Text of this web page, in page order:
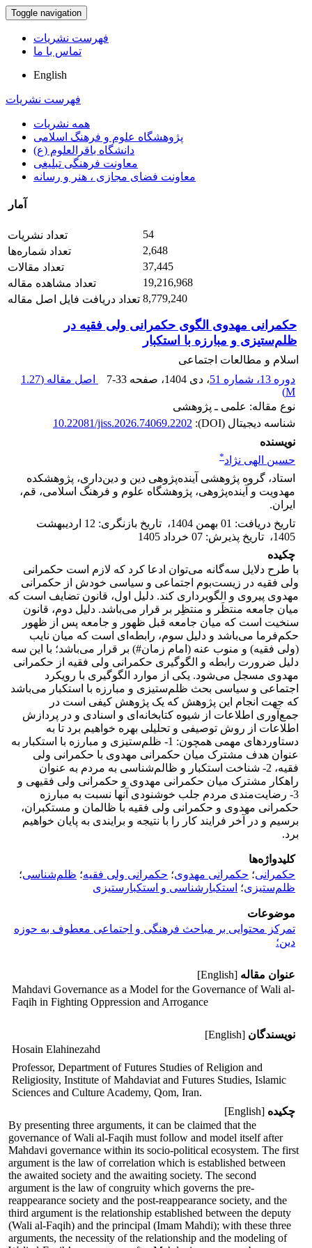
Toggle navigation
فهرست نشریات
تماس با ما
English
فهرست نشریات
همه نشریات
پژوهشگاه علوم و فرهنگ اسلامی
دانشگاه باقرالعلوم (ع)
معاونت فرهنگی تبلیغی
معاونت فضای مجازی ، هنر و رسانه
آمار
تعداد نشریات
54
تعداد شماره‌ها
2,648
تعداد مقالات
37,445
تعداد مشاهده مقاله
19,216,968
تعداد دریافت فایل اصل مقاله 8,779,240
حکمرانی مهدوی الگوی حکمرانی ولی فقیه ‏در
ظلم‌ستیزی و مبارزه با استکبار
اسلام و مطالعات اجتماعی
دوره 13، شماره 51
، دی 1404 ، صفحه 7-33 اصل مقاله (1.27
M
)
نوع مقاله: علمی ـ پژوهشی
شناسه دیجیتال (DOI):
10.22081/jiss.2026.74069.2202
نویسنده
حسین الهی نژاد*
استاد، گروه پژوهشی آینده‌پژوهی دین و دین‌داری، پژوهشکده
مهدویت و آینده‌پژوهی، پژوهشگاه علوم و ‏فرهنگ اسلامی، قم،
ایران.‏
تاریخ دریافت: 01 بهمن 1404 ، تاریخ بازنگری:
12 اردیبهشت
1405، تاریخ پذیرش: 07 خرداد 1405
چکیده
با طرح دلایل سه‌گانه می‌توان ادعا کرد که لازم است حکمرانی
ولی فقیه در زیست‌بوم اجتماعی و سیاسی خودش از حکمرانی
مهدوی پیروی و الگوبرداری کند. دلیل اول، قانون تضایف است که
میان جامعه منتظَر و منتظِر بر قرار می‌باشد. دلیل دوم، قانون
سنخیت است که میان جامعه قبل ظهور و جامعه پس از ظهور
حکم‌فرما می‌باشد و دلیل سوم، رابطه‌ای است که میان نایب
(ولی فقیه) و منوب عنه (امام زمان#) بر قرار می‌باشد؛ با این سه
دلیل ضرورت رابطه و الگوگیری حکمرانی ولی فقیه از حکمرانی
مهدوی مسجل می‌شود. یکی از موارد الگو‌گیری با رویکرد
اجتماعی و سیاسی بحث ظلم‌ستیزی و مبارزه با استکبار می‌باشد
که جهت انجام این پژوهش که یک پژوهش کیفی است در
جمع‌آوری اطلاعات از شیوه کتابخانه‌ای و اسنادی و در پردازش
اطلاعات از روش توصیفی و تحلیلی بهره خواهیم برد تا به
دستاوردهای مهمی همچون: 1- ظلم‌ستیزی و مبارزه با استکبار به
عنوان هدف مشترک میان حکمرانی مهدوی با حکمرانی ولی
فقیه، 2- شناخت استکبار و ظالم‌شناسی به مردم به عنوان
راهکار مشترک میان حکمرانی مهدوی و حکمرانی ولی فقیهی و
3- رضایت‌مندی مردم جلب خوشنودی آنها نسبت به مبارزه
حکمرانی مهدوی و حکمرانی ولی فقیه با ظالمان و مستکبران،
برسیم و در آخر فرایند کار را با نتیجه و برایندی به پایان خواهیم
برد.
کلیدواژه‌ها
حکمرانی؛ حکمرانی مهدوی؛ حکمرانی ولی فقیه؛ ظلم‌شناسی؛
ظلم‌ستیزی؛ استکبارشناسی و استکبارستیزی
موضوعات
تمرکز محتوایی بر مباحث فرهنگی و اجتماعی معطوف به حوزه
دین؛
عنوان مقاله [English]
Mahdavi Governance as a Model for the Governance of ‎Wali al-
Faqih in Fighting Oppression and Arrogance
نویسندگان [English]
Hosain Elahinezahd
Professor, Department of Futures Studies of Religion and
Religiosity, Institute of Mahdaviat and ‎Futures Studies, Islamic
Sciences and Culture Academy, Qom, Iran.‎
چکیده [English]
By presenting three arguments, it can be claimed that the
governance of Wali al-Faqih must follow and model itself after
Mahdavi governance within its socio-political ecosystem. The first
argument is the law of correlation which is established between
the awaited society and the awaiting society. The second
argument is the law of congruity which governs the pre-
reappearance society and the post-reappearance society, and the
third argument is the relationship established between the deputy
(Wali al-Faqih) and the principal (Imam Mahdi); with these three
arguments, the necessity of the relationship and the modeling of